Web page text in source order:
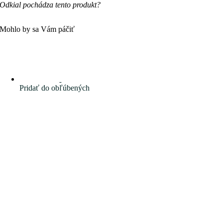
Odkial pochádza tento produkt?
Mohlo by sa Vám páčiť
Pridať do obľúbených